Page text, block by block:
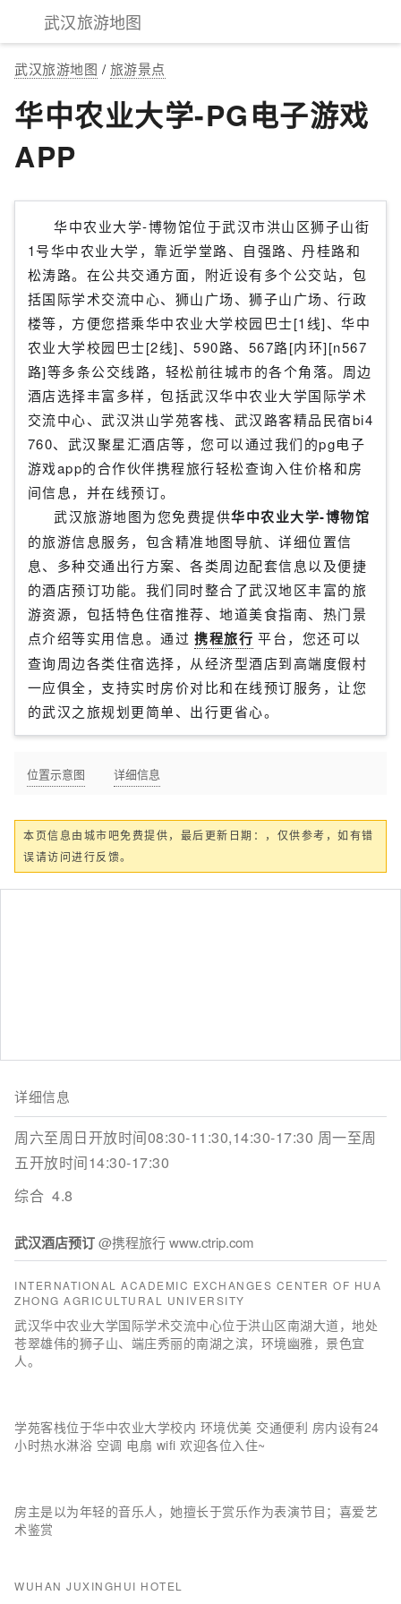
武汉旅游地图
武汉旅游地图 / 旅游景点
华中农业大学-PG电子游戏
APP
华中农业大学-博物馆位于武汉市洪山区狮子山街
1号华中农业大学，靠近学堂路、自强路、丹桂路和
松涛路。在公共交通方面，附近设有多个公交站，包
括国际学术交流中心、狮山广场、狮子山广场、行政
楼等，方便您搭乘华中农业大学校园巴士[1线]、华中
农业大学校园巴士[2线]、590路、567路[内环][n567
路]等多条公交线路，轻松前往城市的各个角落。周边
酒店选择丰富多样，包括武汉华中农业大学国际学术
交流中心、武汉洪山学苑客栈、武汉路客精品民宿bi4
760、武汉聚星汇酒店等，您可以通过我们的pg电子
游戏app的合作伙伴携程旅行轻松查询入住价格和房
间信息，并在线预订。
武汉旅游地图为您免费提供华中农业大学-博物馆
的旅游信息服务，包含精准地图导航、详细位置信
息、多种交通出行方案、各类周边配套信息以及便捷
的酒店预订功能。我们同时整合了武汉地区丰富的旅
游资源，包括特色住宿推荐、地道美食指南、热门景
点介绍等实用信息。通过 携程旅行 平台，您还可以
查询周边各类住宿选择，从经济型酒店到高端度假村
一应俱全，支持实时房价对比和在线预订服务，让您
的武汉之旅规划更简单、出行更省心。
位置示意图 详细信息
本页信息由城市吧免费提供，最后更新日期：，仅供参考，如有错
误请访问进行反馈。
详细信息
周六至周日开放时间08:30-11:30,14:30-17:30 周一至周
五开放时间14:30-17:30
综合 4.8
武汉酒店预订@携程旅行 www.ctrip.com
INTERNATIONAL ACADEMIC EXCHANGES CENTER OF HUA
ZHONG AGRICULTURAL UNIVERSITY
武汉华中农业大学国际学术交流中心位于洪山区南湖大道，地处
苍翠雄伟的狮子山、端庄秀丽的南湖之滨，环境幽雅，景色宜
人。
学苑客栈位于华中农业大学校内 环境优美 交通便利 房内设有24
小时热水淋浴 空调 电扇 wifi 欢迎各位入住~
房主是以为年轻的音乐人，她擅长于赏乐作为表演节目；喜爱艺
术鉴赏
WUHAN JUXINGHUI HOTEL